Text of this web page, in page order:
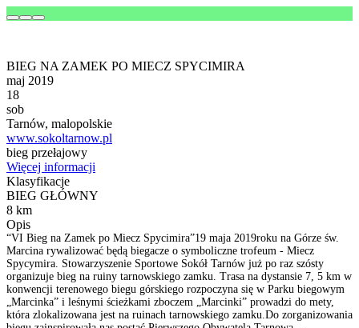
BIEG NA ZAMEK PO MIECZ SPYCIMIRA
maj 2019
18
sob
Tarnów, malopolskie
www.sokoltarnow.pl
bieg przełajowy
Więcej informacji
Klasyfikacje
BIEG GŁÓWNY
8 km
Opis
“VI Bieg na Zamek po Miecz Spycimira”19 maja 2019roku na Górze św.
Marcina rywalizować będą biegacze o symboliczne trofeum - Miecz
Spycymira. Stowarzyszenie Sportowe Sokół Tarnów już po raz szósty
organizuje bieg na ruiny tarnowskiego zamku. Trasa na dystansie 7, 5 km w
konwencji terenowego biegu górskiego rozpoczyna się w Parku biegowym
„Marcinka” i leśnymi ścieżkami zboczem „Marcinki” prowadzi do mety,
która zlokalizowana jest na ruinach tarnowskiego zamku.Do zorganizowania